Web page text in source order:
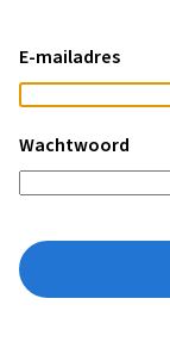
E-mailadres
Wachtwoord